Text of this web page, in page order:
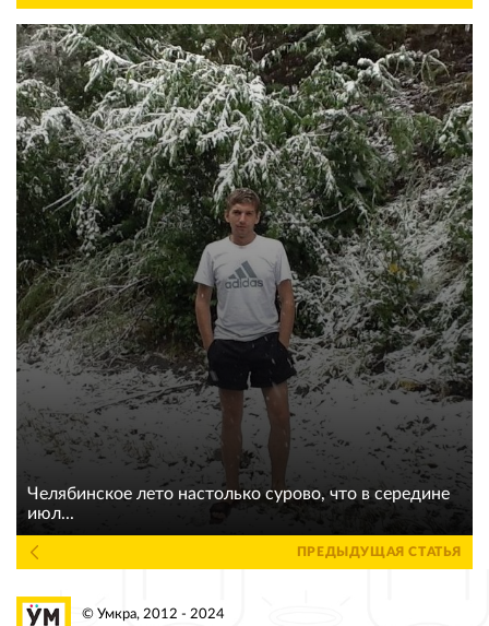
Челябинское лето настолько сурово, что в середине
июл...
ПРЕДЫДУЩАЯ СТАТЬЯ
© Умкра, 2012 - 2024